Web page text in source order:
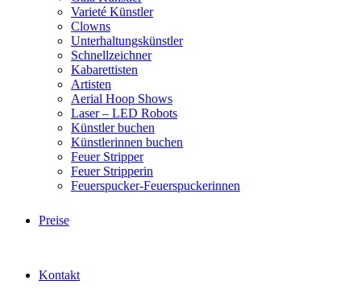
Varieté Künstler
Clowns
Unterhaltungskünstler
Schnellzeichner
Kabarettisten
Artisten
Aerial Hoop Shows
Laser – LED Robots
Künstler buchen
Künstlerinnen buchen
Feuer Stripper
Feuer Stripperin
Feuerspucker-Feuerspuckerinnen
Preise
Kontakt